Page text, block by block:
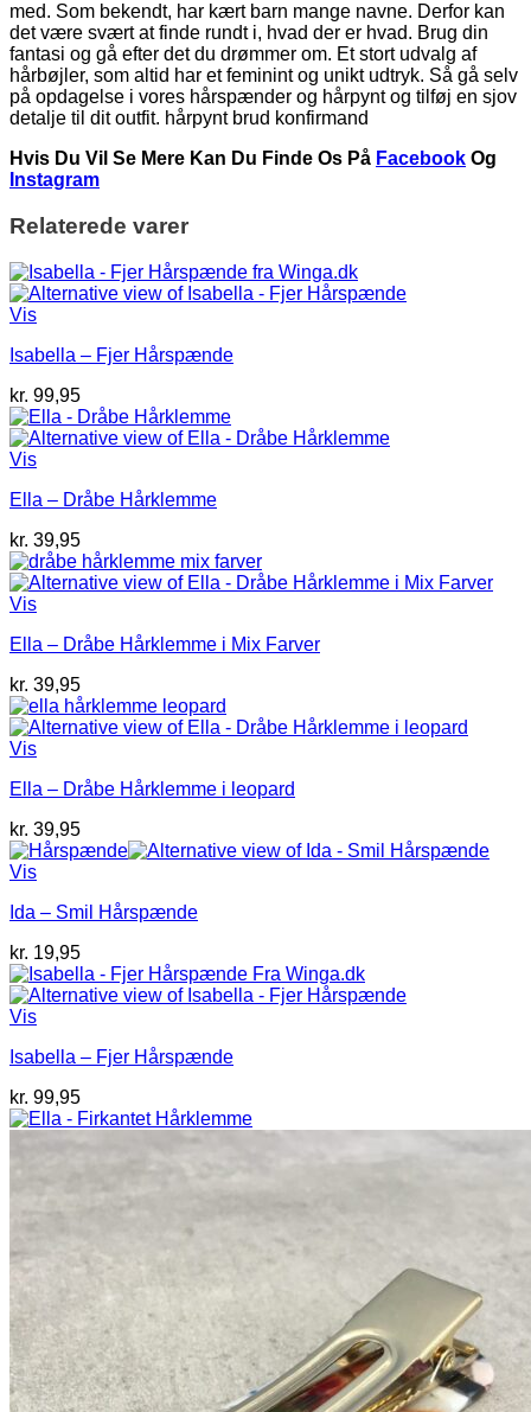
med. Som bekendt, har kært barn mange navne. Derfor kan
det være svært at finde rundt i, hvad der er hvad. Brug din
fantasi og gå efter det du drømmer om. Et stort udvalg af
hårbøjler, som altid har et feminint og unikt udtryk. Så gå selv
på opdagelse i vores hårspænder og hårpynt og tilføj en sjov
detalje til dit outfit. hårpynt brud konfirmand
Hvis Du Vil Se Mere Kan Du Finde Os På Facebook Og
Instagram
Relaterede varer
Vis
Isabella – Fjer Hårspænde
kr. 99,95
Vis
Ella – Dråbe Hårklemme
kr. 39,95
Vis
Ella – Dråbe Hårklemme i Mix Farver
kr. 39,95
Vis
Ella – Dråbe Hårklemme i leopard
kr. 39,95
Vis
Ida – Smil Hårspænde
kr. 19,95
Vis
Isabella – Fjer Hårspænde
kr. 99,95